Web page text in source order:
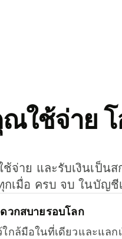
ใช้จ่าย โ
จ่าย และรับเงินเป็น
กเมื่อ ครบ จบ ในบัญชี
วกสบายรอบโลก
กล้มือในที่เดียวและแลก